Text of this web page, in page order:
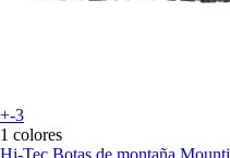
+-3
1 colores
Hi-Tec Botas de montaña Mounti